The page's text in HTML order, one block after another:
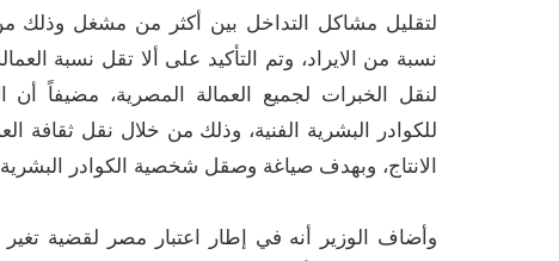
لتقليل مشاكل التداخل بين أكثر من مشغل ‏وذلك
لنقل الخبرات لجميع العمالة المصرية، مضيفاً أن
للكوادر البشرية الفنية، وذلك من خلال نقل ثقافة
الانتاج، وبهدف صياغة وصقل شخصية الكوادر البشرية
وأضاف الوزير أنه في إطار اعتبار مصر لقضية تغير